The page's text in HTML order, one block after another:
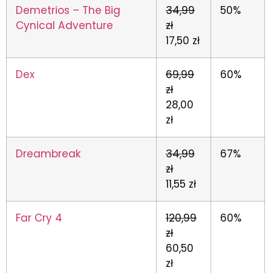
Demetrios – The Big
Cynical Adventure
34,99
zł
17,50 zł
50%
Dex
69,99
zł
28,00
zł
60%
Dreambreak
34,99
zł
11,55 zł
67%
Far Cry 4
120,99
zł
60,50
zł
60%